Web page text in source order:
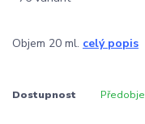
Objem 20 ml. celý popis
Dostupnost